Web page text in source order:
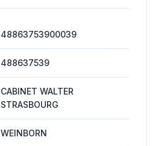
48863753900039
488637539
CABINET WALTER
STRASBOURG
WEINBORN